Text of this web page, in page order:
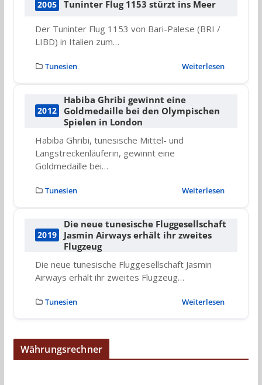
2005 Tuninter Flug 1153 stürzt ins Meer
Der Tuninter Flug 1153 von Bari-Palese (BRI /
LIBD) in Italien zum…
Tunesien Weiterlesen
2012
Habiba Ghribi gewinnt eine
Goldmedaille bei den Olympischen
Spielen in London
Habiba Ghribi, tunesische Mittel- und
Langstreckenläuferin, gewinnt eine
Goldmedaille bei…
Tunesien Weiterlesen
2019
Die neue tunesische Fluggesellschaft
Jasmin Airways erhält ihr zweites
Flugzeug
Die neue tunesische Fluggesellschaft Jasmin
Airways erhält ihr zweites Flugzeug…
Tunesien Weiterlesen
Währungsrechner